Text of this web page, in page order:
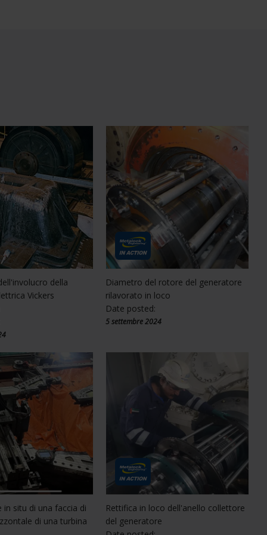
della
Vickers
Diametro del rotore del generatore
rilavorato in loco
Date posted:
5 settembre 2024
in situ di una faccia di
di una turbina
Rettifica in loco dell'anello collettore
del generatore